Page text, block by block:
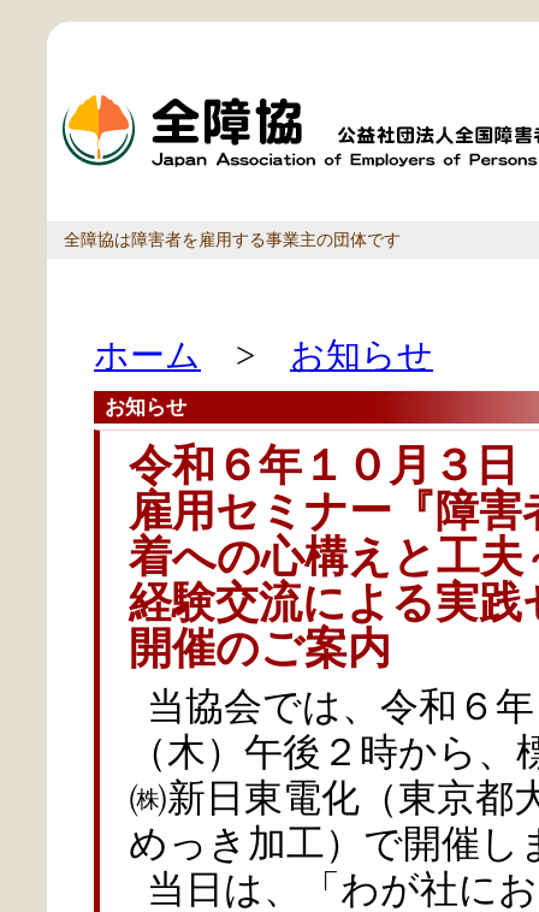
全障協は障害者を雇用する事業主の団体です
ホーム > お知らせ
お知らせ
令和６年１０月３日
雇用セミナー『障害
着への心構えと工夫
経験交流による実践
開催のご案内
当協会では、令和６
（木）午後２時から
㈱新日東電化（東京都
めっき加工）で開催し
当日は、「わが社に